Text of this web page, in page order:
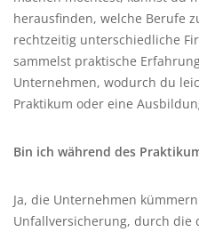
herausfinden, welche Berufe
rechtzeitig unterschiedliche
sammelst praktische
Unternehmen, wodurch du
Praktikum oder eine
Bin ich während des
Ja, die Unternehmen
Unfallversicherung, durch